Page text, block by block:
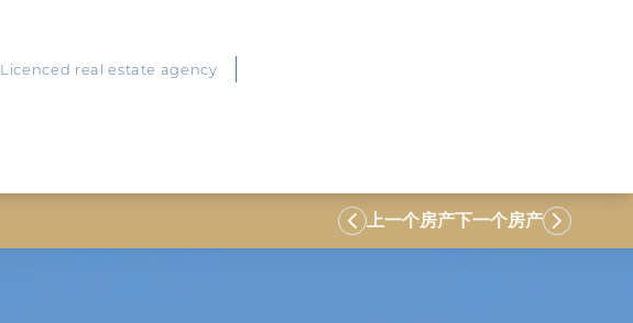
Licenced real estate agency
上一个房产下一个房产